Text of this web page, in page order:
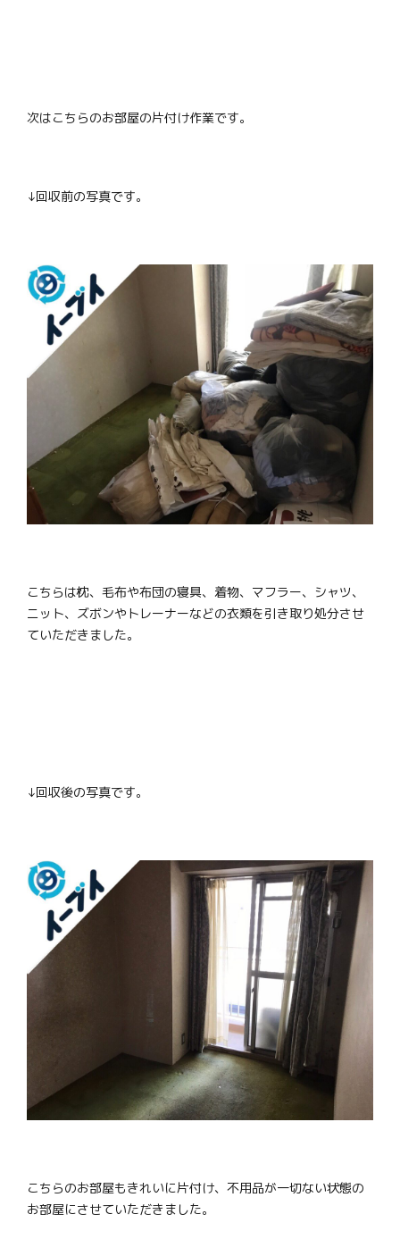
次はこちらのお部屋の片付け作業です。
↓回収前の写真です。
こちらは枕、毛布や布団の寝具、着物、マフラー、シャツ、
ニット、ズボンやトレーナーなどの衣類を引き取り処分させ
ていただきました。
↓回収後の写真です。
こちらのお部屋もきれいに片付け、不用品が一切ない状態の
お部屋にさせていただきました。